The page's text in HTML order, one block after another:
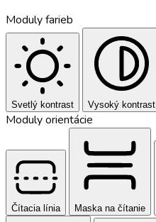
Moduly farieb
Svetlý kontrast Vysoký kontrast
Moduly orientácie
Čítacia línia Maska na čítanie